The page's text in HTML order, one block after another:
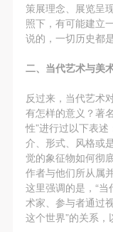
策展理念、展览呈
照下，有可能建立
说的，一切历史都
二、当代艺术与美
反过来，当代艺术
有怎样的意义？著
性”进行过以下表述
介、形式、风格或
觉的象征物如何彻
作者与他们所从属
这里强调的是，“
术家、参与者通过
这个世界”的关系
院美术馆与时代
术的空间氛围，
极策划国际、国
共教育活动，为
提供一个交流、
单位，其开展的
主。
（3）、乙方为
有公教活动。
二、拍摄内容、
院美术馆与时代
术的空间氛围，
极策划国际、国
共教育活动，为
提供一个交流、
单位，其开展的
主。
（3）、乙方为
有公教活动。
二、拍摄内容、
院美术馆与时代
术的空间氛围，
极策划国际、国
共教育活动，为
提供一个交流、
单位，其开展的
主。
（3）、乙方为
有公教活动。
二、拍摄内容、